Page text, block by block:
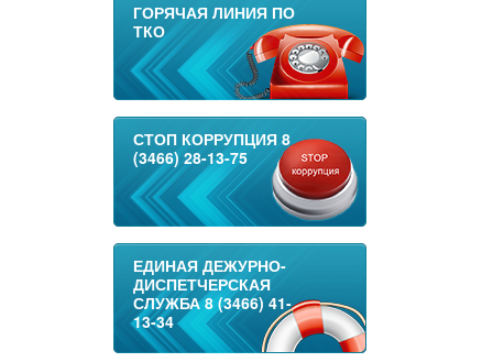
ГОРЯЧАЯ ЛИНИЯ ПО
ТКО
СТОП КОРРУПЦИЯ 8
(3466) 28-13-75
ЕДИНАЯ ДЕЖУРНО-
ДИСПЕТЧЕРСКАЯ
СЛУЖБА 8 (3466) 41-
13-34